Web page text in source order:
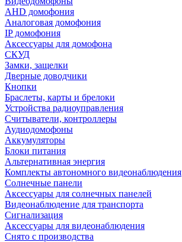
AHD домофония
Аналоговая домофония
IP домофония
Аксессуары для домофона
СКУД
Замки, защелки
Дверные доводчики
Кнопки
Браслеты, карты и брелоки
Устройства радиоуправления
Считыватели, контроллеры
Аудиодомофоны
Аккумуляторы
Блоки питания
Альтернативная энергия
Комплекты автономного видеонаблюдения
Солнечные панели
Аксессуары для солнечных панелей
Видеонаблюдение для транспорта
Сигнализация
Аксессуары для видеонаблюдения
Снято с производства